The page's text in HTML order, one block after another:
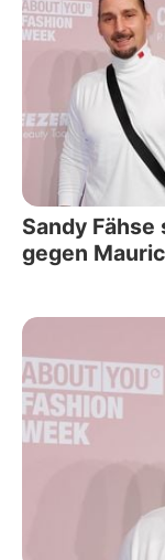
Sandy
gegen